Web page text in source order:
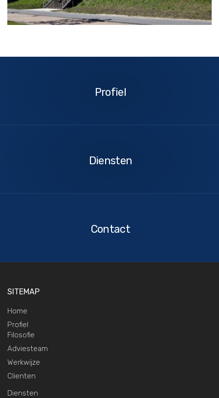
Profiel
Diensten
Contact
SITEMAP
Home
Profiel
Filosofie
Adviesteam
Werkwijze
Clienten
Diensten